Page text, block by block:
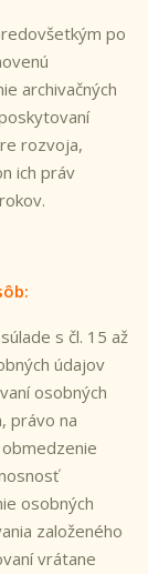
po
archivačných
rozvoja,
ich práv
s čl. 15 až
údajov
osobných
právo na
osobných
založeného
vrátane